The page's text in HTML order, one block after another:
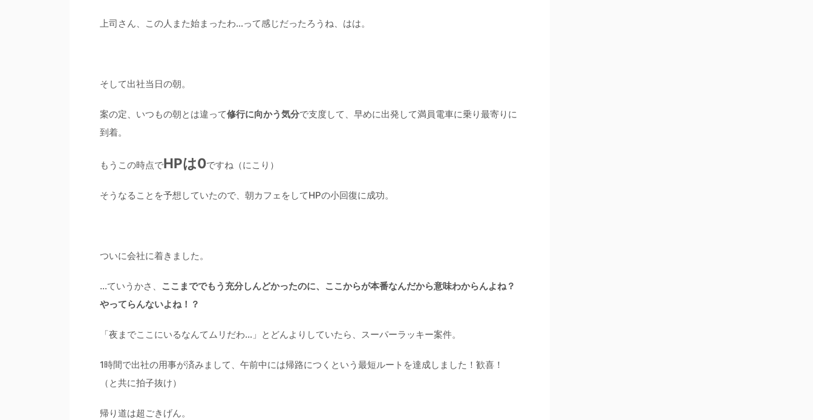
上司さん、この人また始まったわ…って感じだったろうね、はは。
そして出社当日の朝。
案の定、いつもの朝とは違って修行に向かう気分で支度して、早めに出発して満員電車に乗り最寄りに
到着。
もうこの時点でHPは0ですね（にこり）
そうなることを予想していたので、朝カフェをしてHPの小回復に成功。
ついに会社に着きました。
…ていうかさ、 ここまででもう充分しんどかったのに、ここからが本番なんだから意味わからんよね？
やってらんないよね！？
「夜までここにいるなんてムリだわ…」とどんよりしていたら、スーパーラッキー案件。
1時間で出社の用事が済みまして、午前中には帰路につくという最短ルートを達成しました！歓喜！
（と共に拍子抜け）
帰り道は超ごきげん。